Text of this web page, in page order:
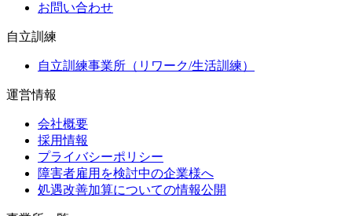
お問い合わせ
自立訓練
自立訓練事業所（リワーク/生活訓練）
運営情報
会社概要
採用情報
プライバシーポリシー
障害者雇用を検討中の企業様へ
処遇改善加算についての情報公開